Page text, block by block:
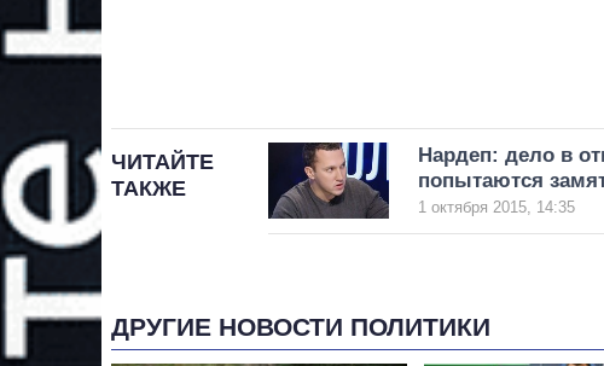
ЧИТАЙТЕ
ТАКЖЕ
Нардеп: дело в
попытаются
1 октября 2015, 14:35
ДРУГИЕ НОВОСТИ ПОЛИТИКИ